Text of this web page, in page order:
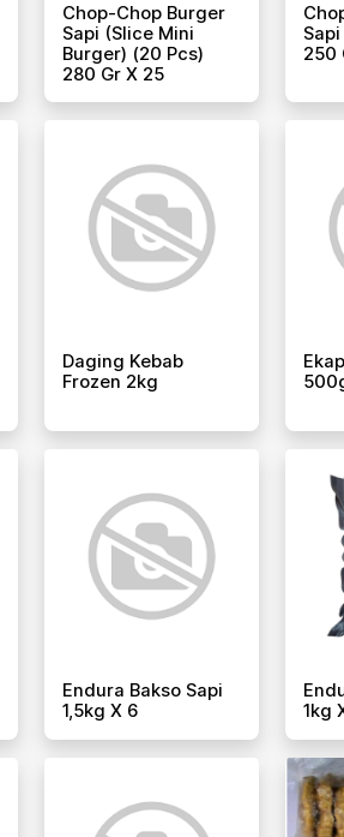
Chop-Chop Burger
Sapi (slice Mini
Burger) (20 Pcs)
280 Gr X 25
250
Daging Kebab
Frozen 2kg
Endura Bakso Sapi
1,5kg X 6
1kg